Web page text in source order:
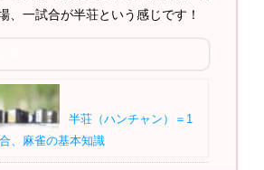
、一試合が半荘という感じです！
半荘（ハンチャン）＝1
、麻雀の基本知識